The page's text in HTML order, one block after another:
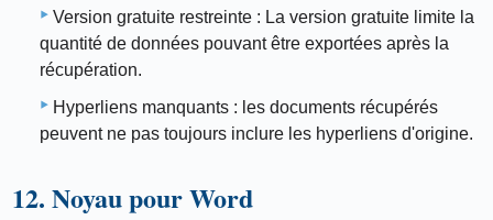
Version gratuite restreinte : La version gratuite limite la
quantité de données pouvant être exportées après la
récupération.
Hyperliens manquants : les documents récupérés
peuvent ne pas toujours inclure les hyperliens d'origine.
12. Noyau pour Word